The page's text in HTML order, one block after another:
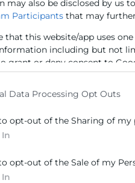
may also be disclosed by us
Participants that may
that this website/app uses
including but not
grant or deny consent to
specified purposes in
Data Processing Opt Outs
opt-out of the Sharing of my
opt-out of the Sale of my
21 de julio de 2026.- Las
la Comunitat y la
de la Comunitat
han presentado hoy el
«Defensa
MÁS »